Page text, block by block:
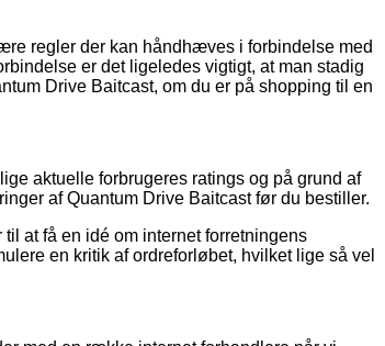
regler der kan håndhæves i forbindelse med
er det ligeledes vigtigt, at man stadig
Drive Baitcast, om du er på shopping til en
aktuelle forbrugeres ratings og på grund af
af Quantum Drive Baitcast før du bestiller.
at få en idé om internet forretningens
en kritik af ordreforløbet, hvilket lige så vel